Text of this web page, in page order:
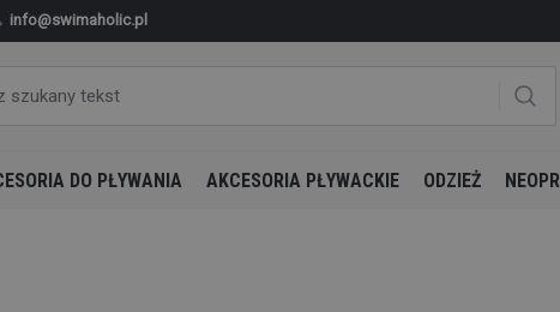
info@swimaholic.pl
DO PŁYWANIA AKCESORIA PŁYWACKIE ODZIEŻ